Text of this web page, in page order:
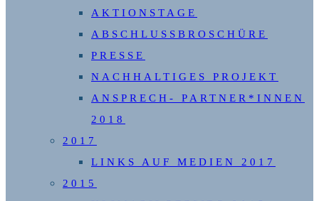
AKTIONSTAGE
ABSCHLUSSBROSCHÜRE
PRESSE
NACHHALTIGES PROJEKT
ANSPRECH- PARTNER*INNEN
2018
2017
LINKS AUF MEDIEN 2017
2015